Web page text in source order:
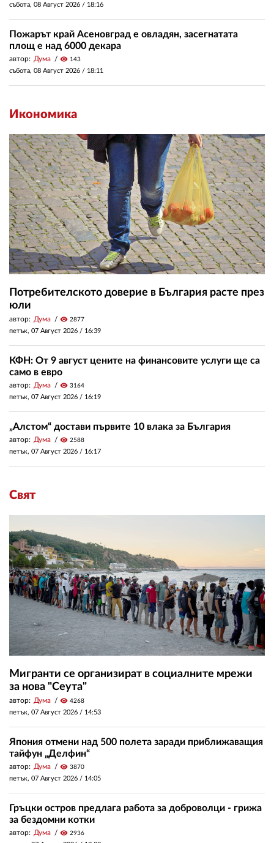
събота, 08 Август 2026 / 18:16
Пожарът край Асеновград е овладян, засегнатата
площ е над 6000 декара
автор: Дума visibility 143
събота, 08 Август 2026 / 18:11
Икономика
Потребителското доверие в България расте през
юли
автор: Дума visibility 2877
петък, 07 Август 2026 / 16:39
КФН: От 9 август цените на финансовите услуги ще са
само в евро
автор: Дума visibility 3164
петък, 07 Август 2026 / 16:19
„Алстом“ достави първите 10 влака за България
автор: Дума visibility 2588
петък, 07 Август 2026 / 16:17
Свят
Мигранти се организират в социалните мрежи
за нова "Сеута"
автор: Дума visibility 4268
петък, 07 Август 2026 / 14:53
Япония отмени над 500 полета заради приближаващия
тайфун „Делфин“
автор: Дума visibility 3870
петък, 07 Август 2026 / 14:05
Гръцки остров предлага работа за доброволци - грижа
за бездомни котки
автор: Дума visibility 2936